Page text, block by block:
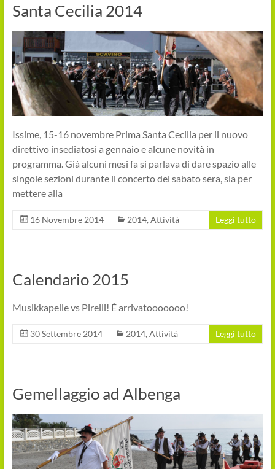
Santa Cecilia 2014
Issime, 15-16 novembre Prima Santa Cecilia per il nuovo
direttivo insediatosi a gennaio e alcune novità in
programma. Già alcuni mesi fa si parlava di dare spazio alle
singole sezioni durante il concerto del sabato sera, sia per
mettere alla
16 Novembre 2014 2014,Attività Leggi tutto
Calendario 2015
Musikkapelle vs Pirelli! È arrivatooooooo!
30 Settembre 2014 2014,Attività Leggi tutto
Gemellaggio ad Albenga